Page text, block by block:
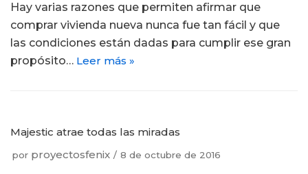
Hay varias razones que permiten afirmar que
comprar vivienda nueva nunca fue tan fácil y que
las condiciones están dadas para cumplir ese gran
propósito… Leer más »
Majestic atrae todas las miradas
por proyectosfenix 8 de octubre de 2016